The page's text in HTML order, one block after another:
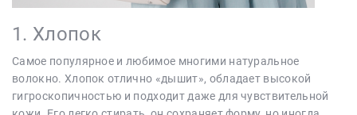
1. Хлопок
Самое популярное и любимое многими натуральное
волокно. Хлопок отлично «дышит», обладает высокой
гигроскопичностью и подходит даже для чувствительной